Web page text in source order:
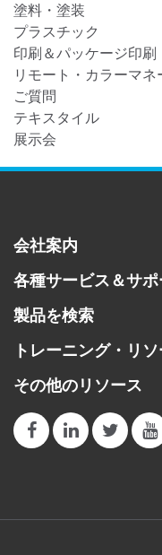
塗料・塗装
プラスチック
印刷＆パッケージ印刷
リモート・カラーマネ
ご質問
テキスタイル
展示会
会社案内
各種サービス＆サポ
製品を検索
トレーニング・リ
その他のリソース